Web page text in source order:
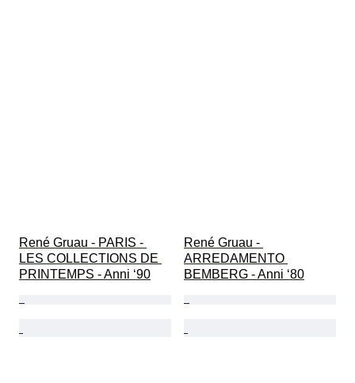
René Gruau - PARIS -
LES COLLECTIONS DE
PRINTEMPS - Anni ‘90
René Gruau -
ARREDAMENTO
BEMBERG - Anni ‘80